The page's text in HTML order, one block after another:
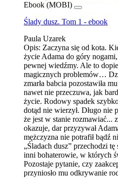
Ebook (MOBI)
Ślady dusz. Tom 1 - ebook
Paula Uzarek
Opis: Zaczyna się od kota.
życie Adama do góry
pewnej wiedźmy. Ale to
magicznych problemów…
zmarła babcia pozostawiła
nawet nie przeczuwa, jak
życie. Rodowy spadek
dotąd nie wierzył. Długo nie
że jest w stanie rozmawiać...
okazuje, dar przyzywał
mężczyzna nie potrafił bądź
„Śladach dusz” przechodzi
inni bohaterowie, w których
Pozostaje pytanie, czy
przyniosło mu odkrywanie